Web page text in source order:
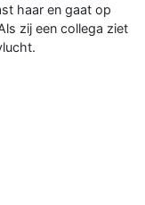
haar en gaat op
zij een collega ziet